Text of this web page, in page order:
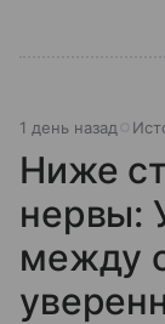
1 день назад
Ниже
нервы:
между